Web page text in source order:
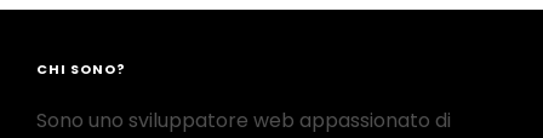
CHI SONO?
Sono uno sviluppatore web appassionato di